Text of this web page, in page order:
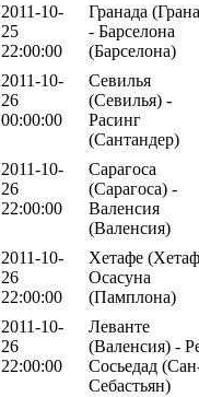
2011-10-
25
22:00:00
Гранада
- Барселона
(Барселона)
2011-10-
26
00:00:00
Севилья
(Севилья) -
Расинг
(Сантандер)
2011-10-
26
22:00:00
Сарагоса
(Сарагоса) -
Валенсия
(Валенсия)
2011-10-
26
22:00:00
Хетафе
Осасуна
(Памплона)
2011-10-
26
22:00:00
Леванте
(Валенсия) -
Сосьедад
Себастьян)